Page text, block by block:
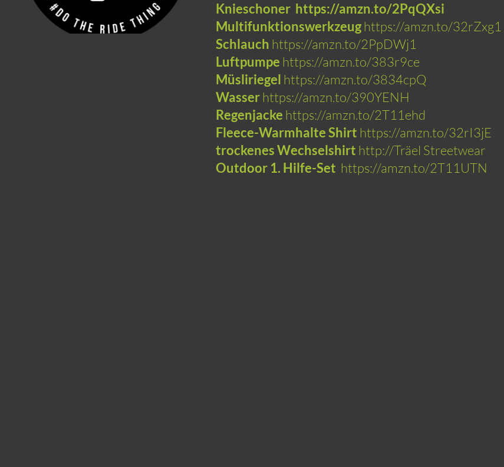
Knieschoner https://amzn.to/2PqQXsi
Multifunktionswerkzeughttps://amzn.to/32rZxg1
Schlauch https://amzn.to/2PpDWj1
Luftpumpe https://amzn.to/383r9ce
Müsliriegel https://amzn.to/3834cpQ
Wasserhttps://amzn.to/390YENH
Regenjacke https://amzn.to/2T11ehd
Fleece-Warmhalte Shirt https://amzn.to/32rI3jE
trockenes Wechselshirt http://Träel Streetwear
Outdoor 1. Hilfe-Set https://amzn.to/2T11UTN